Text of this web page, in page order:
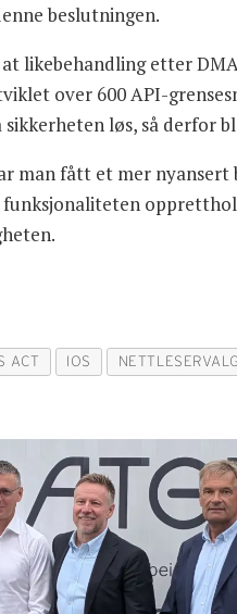
beslutningen.
likebehandling etter
over 600 API-
løs, så derfor
man fått et mer
ACT IOS NETTLESERVALG